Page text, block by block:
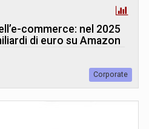
commerce: nel 2025
di euro su Amazon
Corporate